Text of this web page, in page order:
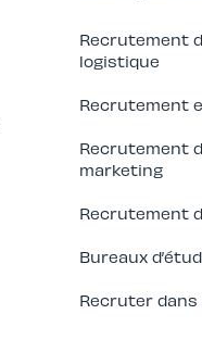
Recrutement
logistique
Recrutement
Recrutement
marketing
Recrutement
Bureaux
Recruter dans